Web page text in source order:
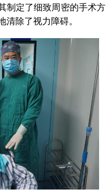
制定了细致周密的手术方
清除了视力障碍。